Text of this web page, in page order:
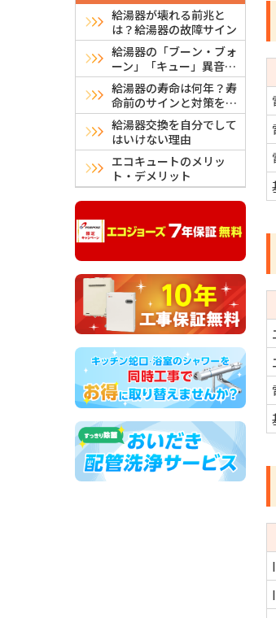
給湯器が壊れる前兆と
は？給湯器の故障サイン
給湯器の「ブーン・ブォ
ーン」「キュー」異音は
故障？危険？原因と対処
法
給湯器の寿命は何年？寿
命前のサインと対策を解
説
給湯器交換を自分でして
はいけない理由
エコキュートのメリッ
ト・デメリット